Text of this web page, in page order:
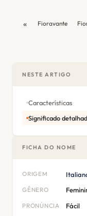
« Fioravante
NESTE ARTIGO
Características
Significado
FICHA DO NOME
ORIGEM
GÊNERO
PRONÚNCIA Fácil